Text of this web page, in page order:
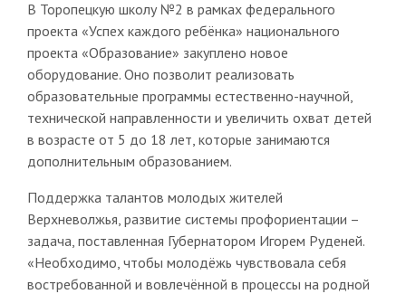
В Торопецкую школу №2 в рамках федерального
проекта «Успех каждого ребёнка» национального
проекта «Образование» закуплено новое
оборудование. Оно позволит реализовать
образовательные программы естественно-научной,
технической направленности и увеличить охват детей
в возрасте от 5 до 18 лет, которые занимаются
дополнительным образованием.
Поддержка талантов молодых жителей
Верхневолжья, развитие системы профориентации –
задача, поставленная Губернатором Игорем Руденей.
«Необходимо, чтобы молодёжь чувствовала себя
востребованной и вовлечённой в процессы на родной